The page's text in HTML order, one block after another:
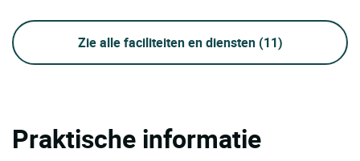
Zie alle faciliteiten en diensten (11)
Praktische informatie